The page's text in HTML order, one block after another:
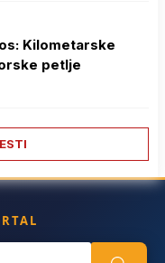
Kilometarske
petlje